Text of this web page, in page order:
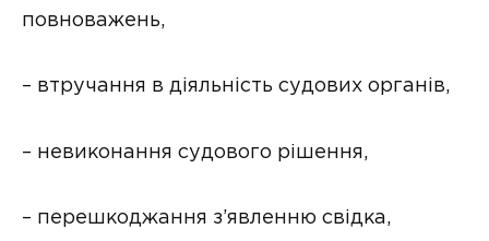
повноважень,
– втручання в діяльність судових органів,
– невиконання судового рішення,
– перешкоджання з’явленню свідка,